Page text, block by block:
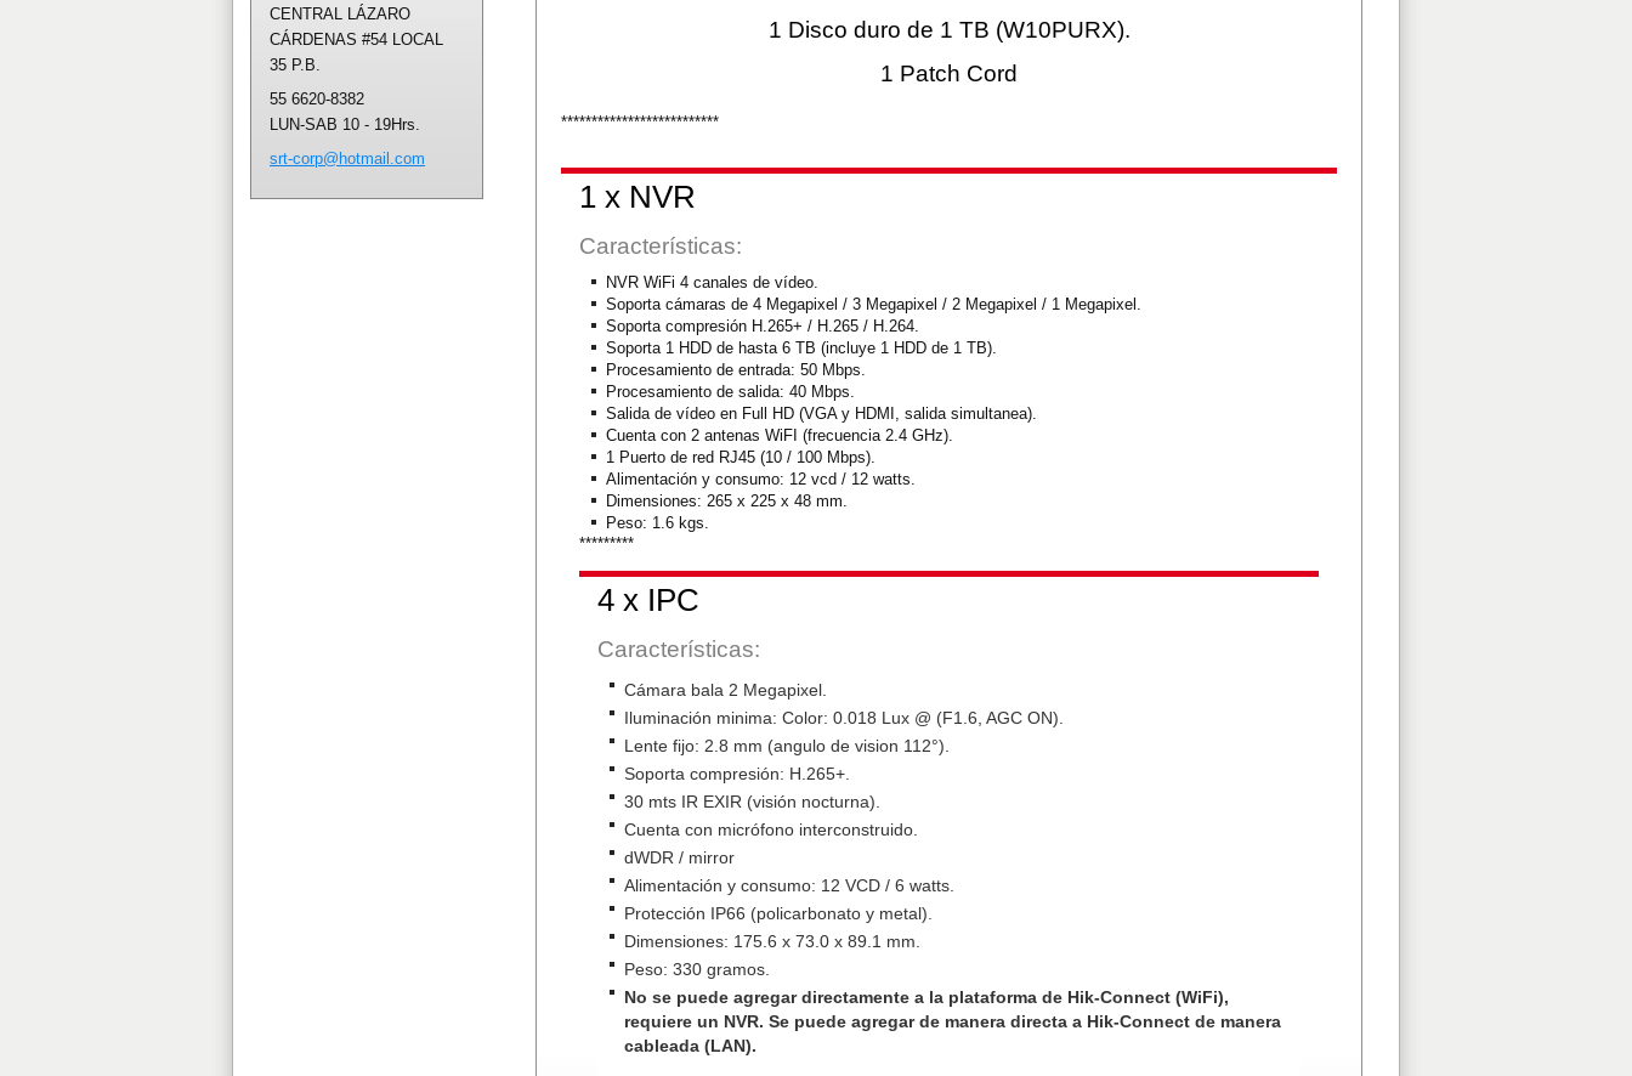
1 Disco duro de 1 TB (W10PURX).
1 Patch Cord
**************************
1 x NVR
Características:
NVR WiFi 4 canales de vídeo.
Soporta cámaras de 4 Megapixel / 3 Megapixel / 2 Megapixel / 1 Megapixel.
Soporta compresión H.265+ / H.265 / H.264.
Soporta 1 HDD de hasta 6 TB (incluye 1 HDD de 1 TB).
Procesamiento de entrada: 50 Mbps.
Procesamiento de salida: 40 Mbps.
Salida de vídeo en Full HD (VGA y HDMI, salida simultanea).
Cuenta con 2 antenas WiFI (frecuencia 2.4 GHz).
1 Puerto de red RJ45 (10 / 100 Mbps).
Alimentación y consumo: 12 vcd / 12 watts.
Dimensiones: 265 x 225 x 48 mm.
Peso: 1.6 kgs.
*********
4 x IPC
Características:
Cámara bala 2 Megapixel.
Iluminación minima: Color: 0.018 Lux @ (F1.6, AGC ON).
Lente fijo: 2.8 mm (angulo de vision 112°).
Soporta compresión: H.265+.
30 mts IR EXIR (visión nocturna).
Cuenta con micrófono interconstruido.
dWDR / mirror
Alimentación y consumo: 12 VCD / 6 watts.
Protección IP66 (policarbonato y metal).
Dimensiones: 175.6 x 73.0 x 89.1 mm.
Peso: 330 gramos.
No se puede agregar directamente a la plataforma de Hik-Connect (WiFi),
requiere un NVR. Se puede agregar de manera directa a Hik-Connect de manera
cableada (LAN).
CENTRAL LÁZARO
CÁRDENAS #54 LOCAL
35 P.B.
55 6620-8382
LUN-SAB 10 - 19Hrs.
srt-corp@hotmail .com